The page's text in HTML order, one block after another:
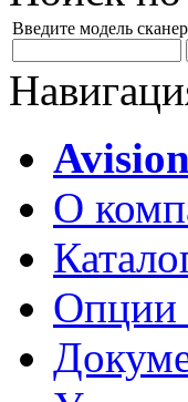
Введите модель
О
Опции